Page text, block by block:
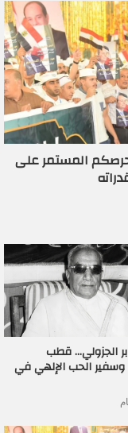
حرصكم المستمر على
الجزولي… قطب
وسفير الحب الإلهي في